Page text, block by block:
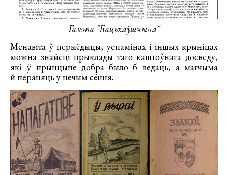
Газета "Бацькаўшчына"
Менавіта ў перыёдыцы, успамінах і іншых крыніцах
можна знайсці прыклады таго каштоўнага досведу,
які ў прынцыпе добра было б ведаць, а магчыма
й пераняць у нечым сёння.